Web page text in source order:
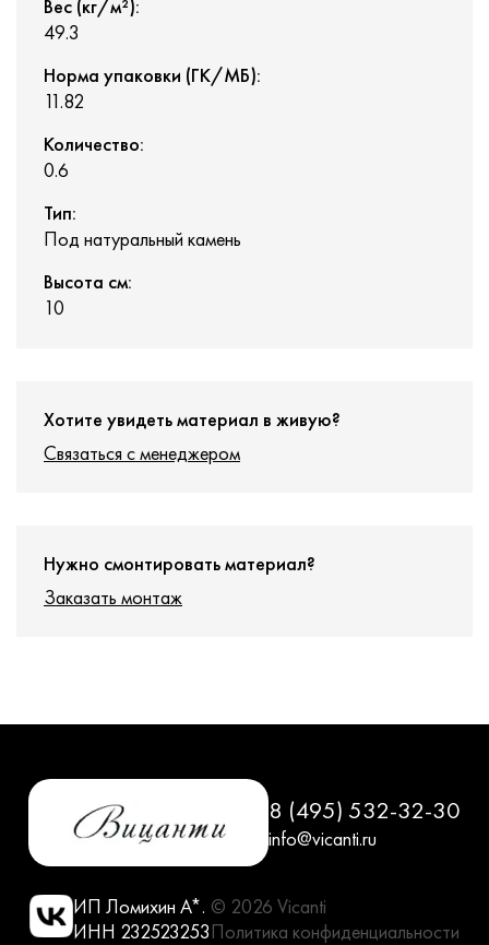
Вес (кг/м²):
49.3
Норма упаковки (ГК/МБ):
11.82
Количество:
0.6
Тип:
Под натуральный камень
Высота см:
10
Хотите увидеть материал в живую?
Связаться с менеджером
Нужно смонтировать материал?
Заказать монтаж
8 (495) 532-32-30
info@vicanti.ru
ИП Ломихин А*.
ИНН 232523253
© 2026 Vicanti
Политика конфиденциальности